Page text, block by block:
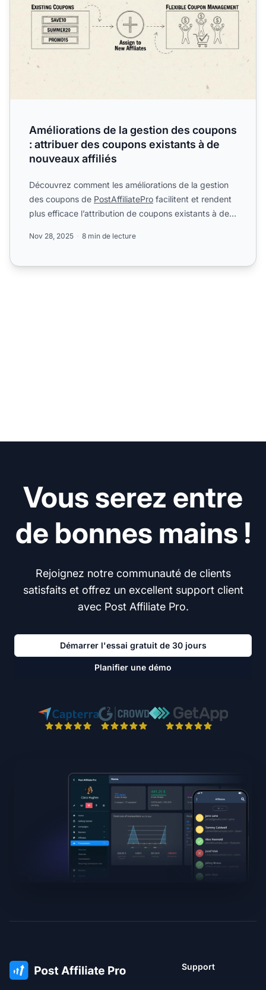
Améliorations de la gestion des coupons
: attribuer des coupons existants à de
nouveaux affiliés
Découvrez comment les améliorations de la gestion
des coupons de PostAffiliatePro facilitent et rendent
plus efficace l’attribution de coupons existants à de
Nov 28, 2025 8 min de lecture
Vous serez entre
de bonnes mains !
Rejoignez notre communauté de clients
satisfaits et offrez un excellent support client
avec Post Affiliate Pro.
Démarrer l'essai gratuit de 30 jours
Planifier une démo
Support